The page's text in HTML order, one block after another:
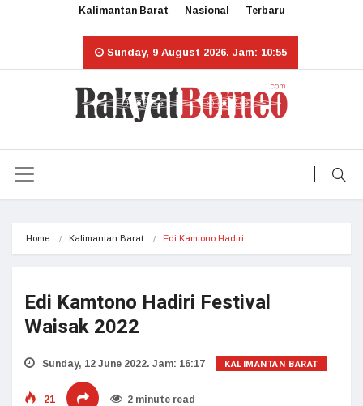
Kalimantan Barat Nasional Terbaru
Sunday, 9 August 2026. Jam: 10:55
Home Kalimantan Barat Edi Kamtono Hadiri…
Edi Kamtono Hadiri Festival
Waisak 2022
Sunday, 12 June 2022. Jam: 16:17 KALIMANTAN BARAT
21 2 minute read